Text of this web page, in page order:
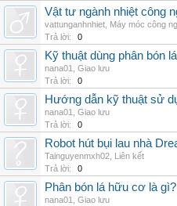
Vật tư ngành nhiệt công
vattunganhnhiet Máy móc công
Trả lời:
0
Kỹ thuật dùng phân bón
nana01
Giao lưu
Trả lời:
0
Hướng dẫn kỹ thuật sử
nana01
Giao lưu
Trả lời:
0
Robot hút bụi lau nhà
Tainguyenmxh02 Liên kết
Trả lời:
0
Phân bón lá hữu cơ là
nana01
Giao lưu